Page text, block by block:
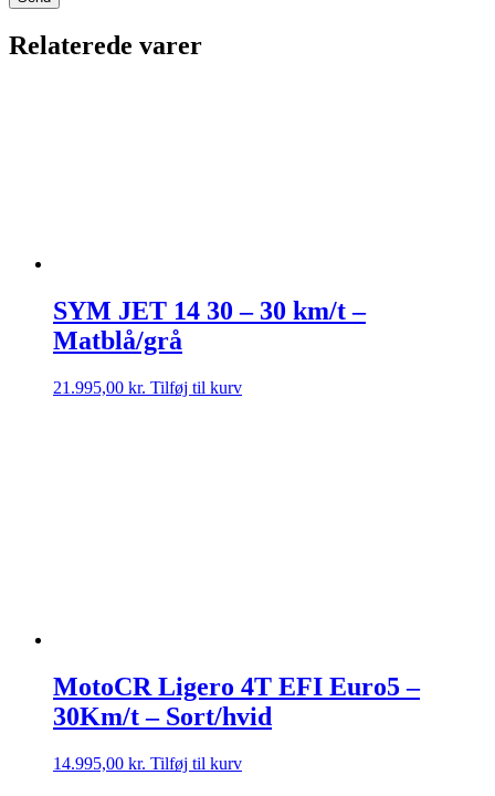
Relaterede varer
SYM JET 14 30 – 30 km/t –
Matblå/grå
21.995,00 kr. Tilføj til kurv
MotoCR Ligero 4T EFI Euro5 –
30Km/t – Sort/hvid
14.995,00 kr. Tilføj til kurv